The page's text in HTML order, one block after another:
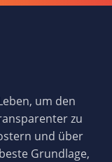
um den
zu
und über
Grundlage,